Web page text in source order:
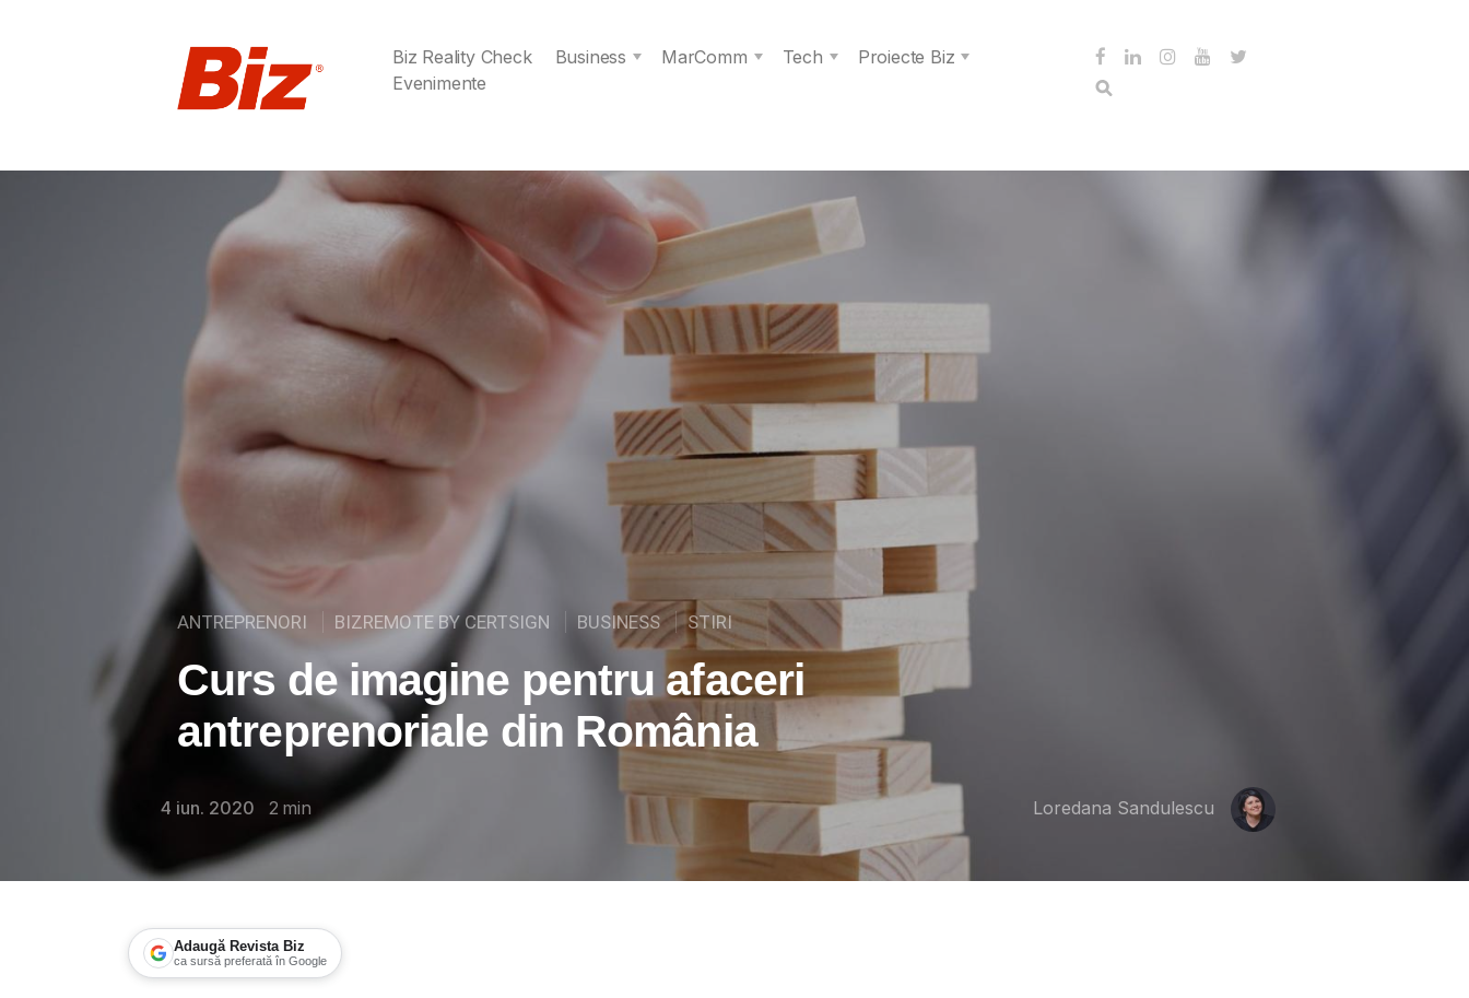
Biz Reality Check Business MarComm Tech
Proiecte Biz
Evenimente
ANTREPRENORI BIZREMOTE BY CERTSIGN BUSINESS STIRI
Curs de imagine pentru afaceri
antreprenoriale din România
4 iun. 2020 2 min Loredana Sandulescu
Adaugă Revista Biz
ca sursă preferată în Google